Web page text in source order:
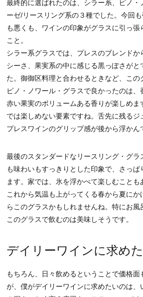
最終的に選ばれたのは、シラー系、ピノ
ーゼ/リースリング系の３種でした。今回
も悪くも、ワインの印象がグラスに引っ
こと。
シラー系グラスでは、プレスのブレンドか
シーさ、果実系の中に感じる黒っぽさがと
た。御御区料理と合わせるときなど、この
ピノ・ノワール・グラスで良かったのは、
赤い果実のボリュームある香りが楽しめま
では楽しめない要素ですね。舌先に残るジ
プレスワインのグリップ感が後から浮かん
最後のスタンダードなリースリング・グラ
も味わいもすっきりとした印象で、さっ
ます。家では、氷を浮かべて楽しむことも
これから気温も上がってくる春から夏に
らこのグラスかもしれませんね。特にお
このグラスで飲むのは美味しそうです。
デイリーワインに求め
もちろん、日々飲めるということで価格面
が、僕がデイリーワインに求めたいのは